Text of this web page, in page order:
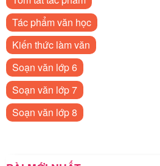
Tác phẩm văn học
Kiến thức làm văn
Soạn văn lớp 6
Soạn văn lớp 7
Soạn văn lớp 8